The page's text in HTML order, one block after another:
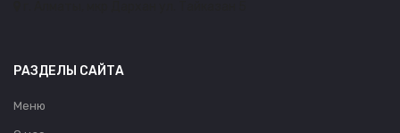
РАЗДЕЛЫ САЙТА
Меню